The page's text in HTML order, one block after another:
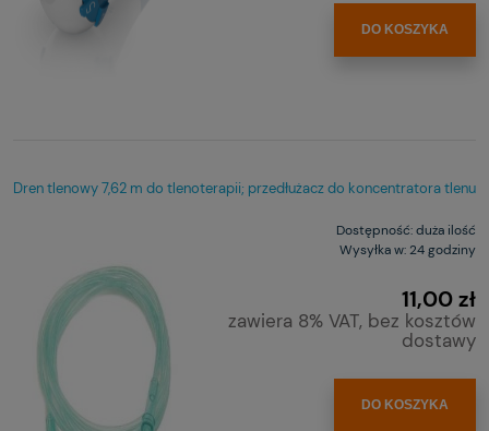
DO KOSZYKA
Dren tlenowy 7,62 m do tlenoterapii; przedłużacz do koncentratora tlenu
Dostępność:duża ilość
Wysyłka w:24 godziny
11,00 zł
zawiera 8% VAT, bez kosztów
dostawy
DO KOSZYKA